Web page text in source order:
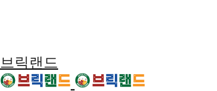
브릭랜드